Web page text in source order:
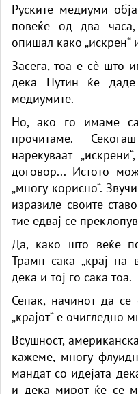
Руските медиуми
повеќе од два часа,
опишал како „искрен“
Засега, тоа е сè што
дека Путин ќе
медиумите.
Но, ако го имаме
прочитаме.
нарекуваат
договор... Истото
„многу корисно“.
изразиле своите
тие едвај се
Да, како што веќе
Трамп сака „крај на
дека и тој го сака тоа.
Сепак, начинот да се
„крајот“ е очигледно
Всушност,
кажеме, многу
мандат со идејата
и дека мирот ќе се